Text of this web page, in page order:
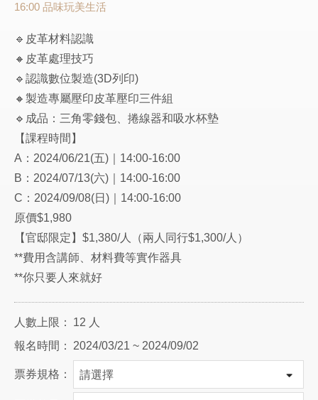
16:00 品味玩美生活
🔹皮革材料認識
🔸皮革處理技巧
🔹認識數位製造(3D列印)
🔸製造專屬壓印皮革壓印三件組
🔹成品：三角零錢包、捲線器和吸水杯墊
【課程時間】
A：2024/06/21(五)｜14:00-16:00
B：2024/07/13(六)｜14:00-16:00
C：2024/09/08(日)｜14:00-16:00
原價$1,980
【官邸限定】$1,380/人（兩人同行$1,300/人）
**費用含講師、材料費等實作器具
**你只要人來就好
人數上限：
12 人
報名時間：
2024/03/21 ~ 2024/09/02
票券規格：